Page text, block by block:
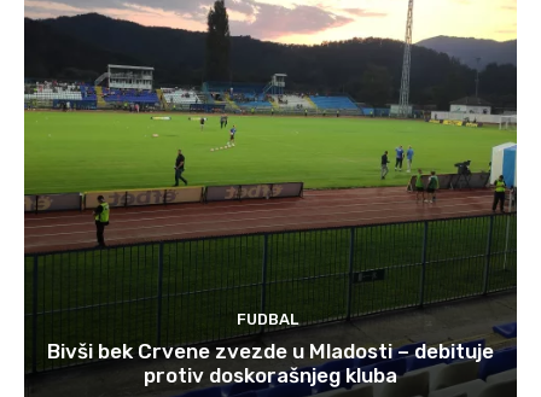
FUDBAL
Bivši bek Crvene zvezde u Mladosti – debituje
protiv doskorašnjeg kluba